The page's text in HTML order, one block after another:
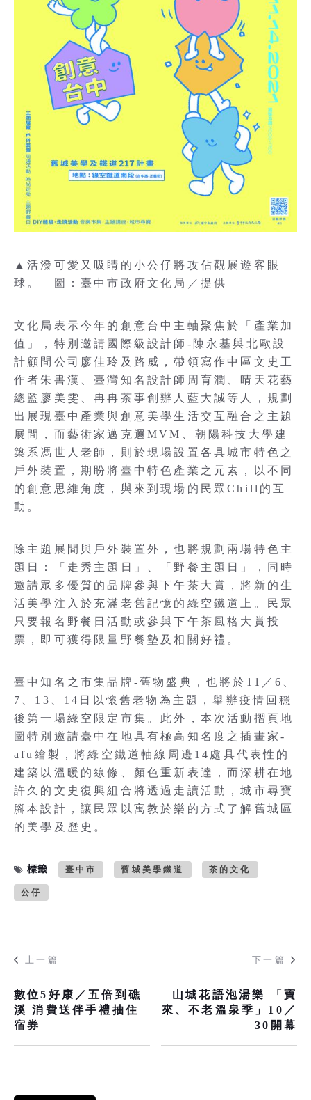
▲活潑可愛又吸睛的小公仔將攻佔觀展遊客眼
球。 圖：臺中市政府文化局／提供
文化局表示今年的創意台中主軸聚焦於「產業加
值」，特別邀請國際級設計師-陳永基與北歐設
計顧問公司廖佳玲及路威，帶領寫作中區文史工
作者朱書漢、臺灣知名設計師周育潤、晴天花藝
總監廖美雯、冉冉茶事創辦人藍大誠等人，規劃
出展現臺中產業與創意美學生活交互融合之主題
展間，而藝術家邁克邇MVM、朝陽科技大學建
築系馮世人老師，則於現場設置各具城市特色之
戶外裝置，期盼將臺中特色產業之元素，以不同
的創意思維角度，與來到現場的民眾Chill的互
動。
除主題展間與戶外裝置外，也將規劃兩場特色主
題日：「走秀主題日」、「野餐主題日」，同時
邀請眾多優質的品牌參與下午茶大賞，將新的生
活美學注入於充滿老舊記憶的綠空鐵道上。民眾
只要報名野餐日活動或參與下午茶風格大賞投
票，即可獲得限量野餐墊及相關好禮。
臺中知名之市集品牌-舊物盛典，也將於11／6、
7、13、14日以懷舊老物為主題，舉辦疫情回穩
後第一場綠空限定市集。此外，本次活動摺頁地
圖特別邀請臺中在地具有極高知名度之插畫家-
afu繪製，將綠空鐵道軸線周邊14處具代表性的
建築以溫暖的線條、顏色重新表達，而深耕在地
許久的文史復興組合將透過走讀活動，城市尋寶
腳本設計，讓民眾以寓教於樂的方式了解舊城區
的美學及歷史。
標籤 臺中市 舊城美學鐵道 茶的文化
公仔
上一篇
數位5好康／五倍到礁
溪 消費送伴手禮抽住
宿券
下一篇
山城花語泡湯樂 「寶
來、不老溫泉季」10／
30開幕